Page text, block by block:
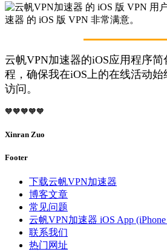
云帆VPN加速器的iOS应用程序
程，确保我在iOS上的在线活动
访问。
🧡🧡🧡🧡🧡
Xinran Zuo
Footer
下载云帆VPN加速器
博客文章
常见问题
云帆VPN加速器 iOS App
联系我们
热门网址